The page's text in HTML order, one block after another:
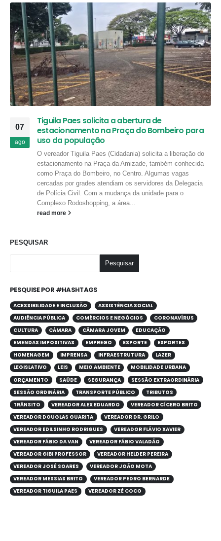
07
ago
Tiguila Paes solicita a abertura de
estacionamento na Praça do Bombeiro para
uso da população
O vereador Tiguila Paes (Cidadania) solicita a liberação do
estacionamento na Praça da Amizade, também conhecida
como Praça do Bombeiro, no Centro. Algumas vagas
cercadas por grades atendiam os servidores da Delegacia
de Polícia Civil. Com a mudança da unidade para o
Complexo Rodoshopping, a área...
read more
PESQUISAR
Pesquisar
PESQUISE POR #HASHTAGS
ACESSIBILIDADE E INCLUSÃO
ASSISTÊNCIA SOCIAL
AUDIÊNCIA PÚBLICA
COMÉRCIOS E NEGÓCIOS
CORONAVÍRUS
CULTURA
CÂMARA CÂMARA JOVEM
EDUCAÇÃO
EMENDAS IMPOSITIVAS
EMPREGO ESPORTE
ESPORTES
HOMENAGEM
IMPRENSA INFRAESTRUTURA
LAZER
LEGISLATIVO
LEIS MEIO AMBIENTE
MOBILIDADE URBANA
ORÇAMENTO
SAÚDE SEGURANÇA
SESSÃO EXTRAORDINÁRIA
SESSÃO ORDINÁRIA
TRANSPORTE PÚBLICO
TRIBUTOS
TRÂNSITO
VEREADOR ALEX EDUARDO
VEREADOR CÍCERO BRITO
VEREADOR DOUGLAS GUARITA
VEREADOR DR. GRILO
VEREADOR EDILSINHO RODRIGUES
VEREADOR FLÁVIO XAVIER
VEREADOR FÁBIO DA VAN
VEREADOR FÁBIO VALADÃO
VEREADOR GIBI PROFESSOR
VEREADOR HELDER PEREIRA
VEREADOR JOSÉ SOARES
VEREADOR JOÃO MOTA
VEREADOR MESSIAS BRITO
VEREADOR PEDRO BERNARDE
VEREADOR TIGUILA PAES
VEREADOR ZÉ COCO